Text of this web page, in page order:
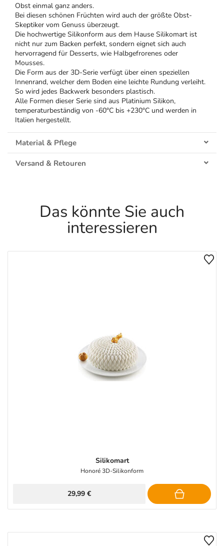
Obst einmal ganz anders.
Bei diesen schönen Früchten wird auch der größte Obst-
Skeptiker vom Genuss überzeugt.
Die hochwertige Silikonform aus dem Hause Silikomart ist
nicht nur zum Backen perfekt, sondern eignet sich auch
hervorragend für Desserts, wie Halbgefrorenes oder
Mousses.
Die Form aus der 3D-Serie verfügt über einen speziellen
Innenrand, welcher dem Boden eine leichte Rundung verleiht.
So wird jedes Backwerk besonders plastisch.
Alle Formen dieser Serie sind aus Platinium Silikon,
temperaturbeständig von -60°C bis +230°C und werden in
Italien hergestellt.
Material & Pflege
Versand & Retouren
Das könnte Sie auch
interessieren
Silikomart
Honoré 3D-Silikonform
29,99 €